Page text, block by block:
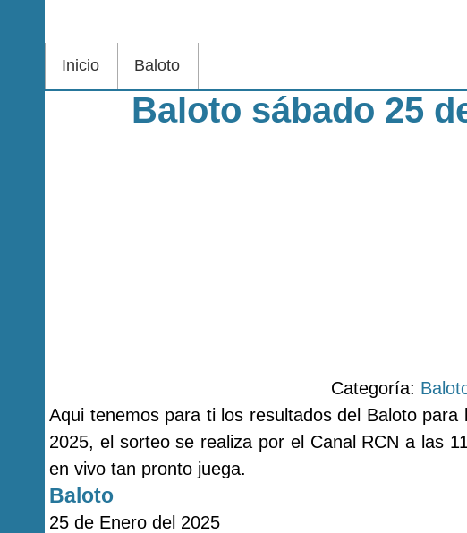
Inicio Baloto
Baloto sábado 25
Categoría:
Aqui tenemos para ti los resultados del Baloto
2025, el sorteo se realiza por el Canal RCN a las
en vivo tan pronto juega.
Baloto
25 de Enero del 2025